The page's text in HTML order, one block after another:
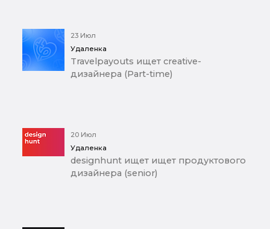
23 Июл
Удаленка
Travelpayouts ищет creative-
дизайнера (Part-time)
20 Июл
Удаленка
designhunt ищет ищет продуктового
дизайнера (senior)